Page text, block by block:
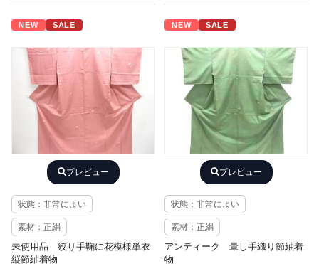
NEW SALE
プレビュー
状態：非常によい
素材：正絹
未使用品 絞り手鞠に花模様単衣
縦節紬着物
NEW SALE
プレビュー
状態：非常によい
素材：正絹
アンティーク 暈し手織り節紬着
物